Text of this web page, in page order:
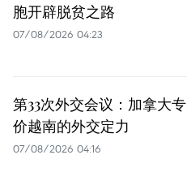
胞开辟脱贫之路
07/08/2026 04:23
第33次外交会议：加拿大
价越南的外交定力
07/08/2026 04:16